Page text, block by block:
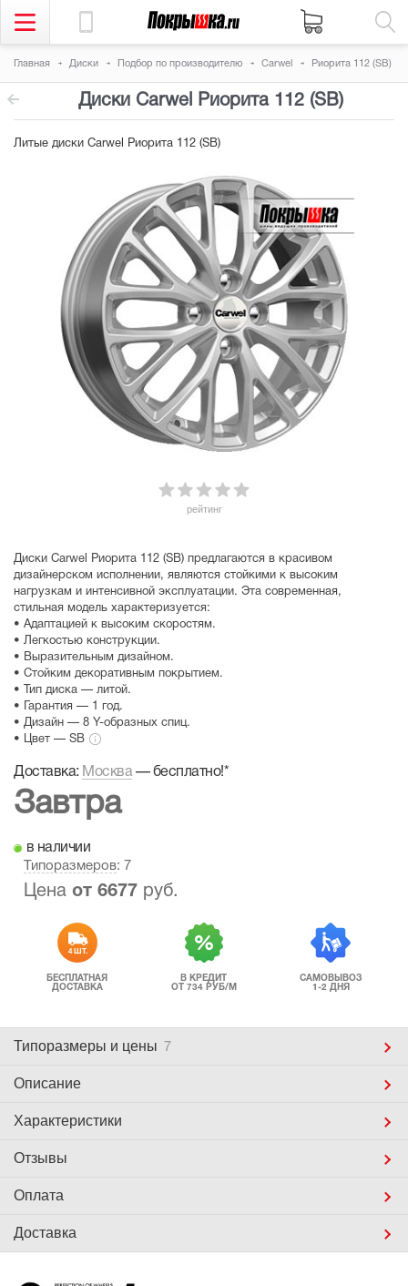
Главная Диски Подбор по производителю Carwel Риорита 112 (SB)
Диски Carwel Риорита 112 (SB)
Литые диски Carwel Риорита 112 (SB)
рейтинг
Диски Carwel Риорита 112 (SB) предлагаются в красивом
дизайнерском исполнении, являются стойкими к высоким
нагрузкам и интенсивной эксплуатации. Эта современная,
стильная модель характеризуется:
• Адаптацией к высоким скоростям.
• Легкостью конструкции.
• Выразительным дизайном.
• Стойким декоративным покрытием.
• Тип диска — литой.
• Гарантия — 1 год.
• Дизайн — 8 Y-образных спиц.
• Цвет — SB
Доставка: Москва— бесплатно!*
Завтра
в наличии
Типоразмеров: 7
Цена от 6677 руб.
4 ШТ.
БЕСПЛАТНАЯ
ДОСТАВКА
В КРЕДИТ
ОТ 734 РУБ/М
САМОВЫВОЗ
1-2 ДНЯ
Типоразмеры и цены 7
Описание
Характеристики
Отзывы
Оплата
Доставка